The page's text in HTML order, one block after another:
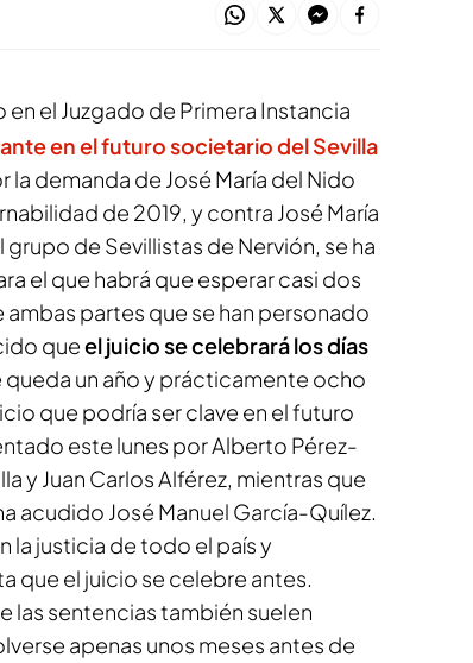
el Juzgado de Primera Instancia
en el futuro societario del Sevilla
la demanda de José María del Nido
de 2019, y contra José María
de Sevillistas de Nervión, se ha
el que habrá que esperar casi dos
partes que se han personado
queel juicio se celebrará los días
queda un año y prácticamente ocho
que podría ser clave en el futuro
este lunes por Alberto Pérez-
y Juan Carlos Alférez, mientras que
acudido José Manuel García-Quílez.
la justicia de todo el país y
que el juicio se celebre antes.
las sentencias también suelen
apenas unos meses antes de